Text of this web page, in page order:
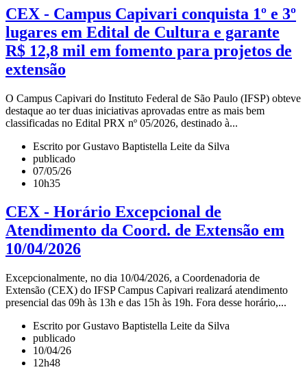
CEX - Campus Capivari conquista 1º e 3º
lugares em Edital de Cultura e garante
R$ 12,8 mil em fomento para projetos de
extensão
O Campus Capivari do Instituto Federal de São Paulo (IFSP) obteve
destaque ao ter duas iniciativas aprovadas entre as mais bem
classificadas no Edital PRX nº 05/2026, destinado à...
Escrito por Gustavo Baptistella Leite da Silva
publicado
07/05/26
10h35
CEX - Horário Excepcional de
Atendimento da Coord. de Extensão em
10/04/2026
Excepcionalmente, no dia 10/04/2026, a Coordenadoria de
Extensão (CEX) do IFSP Campus Capivari realizará atendimento
presencial das 09h às 13h e das 15h às 19h. Fora desse horário,...
Escrito por Gustavo Baptistella Leite da Silva
publicado
10/04/26
12h48